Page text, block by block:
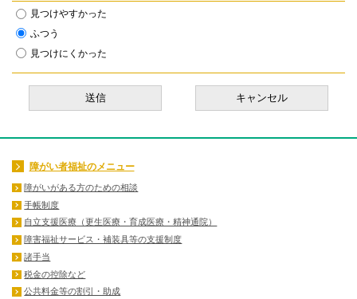
見つけやすかった
ふつう
見つけにくかった
障がい者福祉のメニュー
障がいがある方のための相談
手帳制度
自立支援医療（更生医療・育成医療・精神通院）
障害福祉サービス・補装具等の支援制度
諸手当
税金の控除など
公共料金等の割引・助成